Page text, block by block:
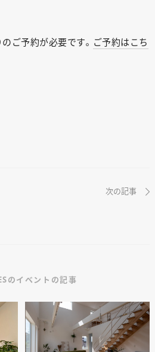
ご予約が必要です。 ご予約はこち
次の記事
のイベントの記事